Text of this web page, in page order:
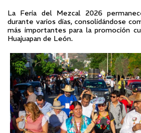
La Feria del Mezcal 2026
durante varios días, consolidándose
más importantes para la promoción
Huajuapan de León.